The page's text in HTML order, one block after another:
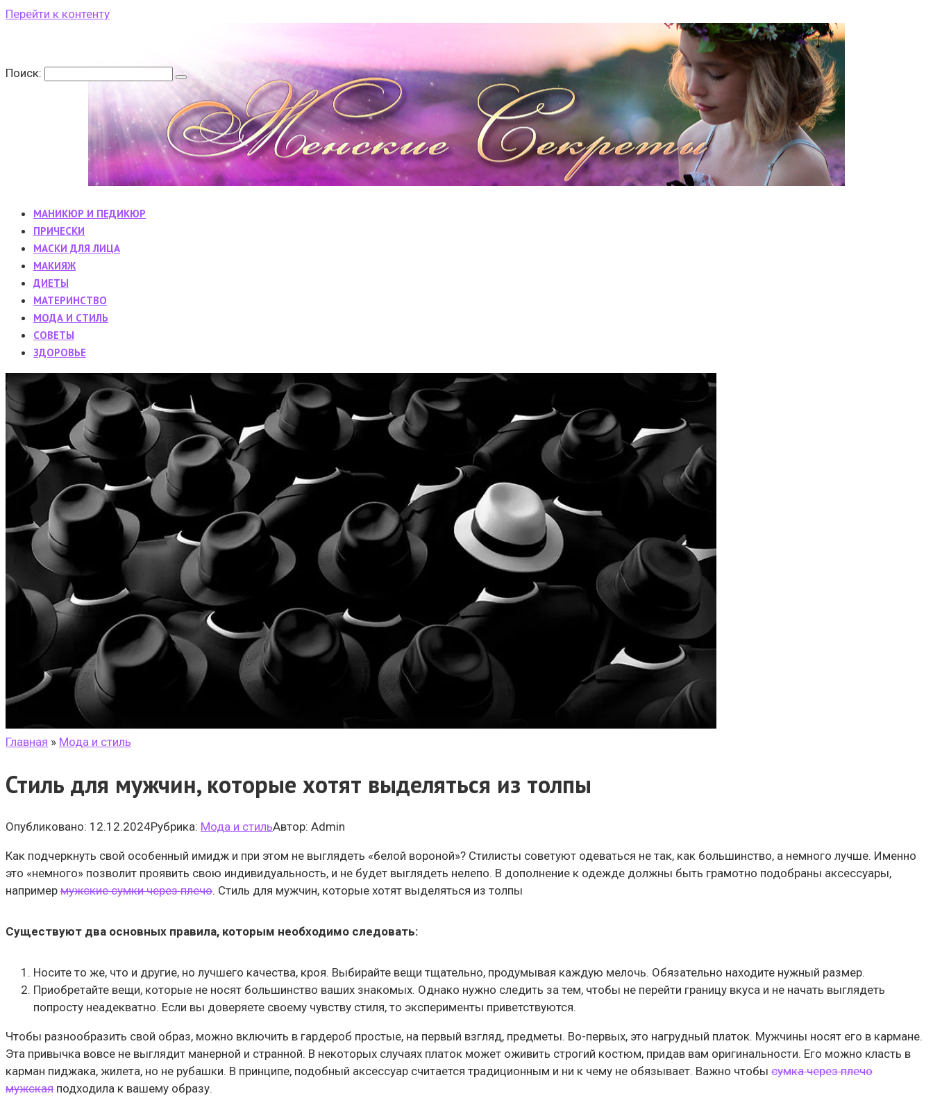
Перейти к контенту
Поиск:
МАНИКЮР И ПЕДИКЮР
ПРИЧЕСКИ
МАСКИ ДЛЯ ЛИЦА
МАКИЯЖ
ДИЕТЫ
МАТЕРИНСТВО
МОДА И СТИЛЬ
CОВЕТЫ
ЗДОРОВЬЕ
Главная » Мода и стиль
Стиль для мужчин, которые хотят выделяться из толпы
Опубликовано: 12.12.2024Рубрика: Мода и стильАвтор: Admin
Как подчеркнуть свой особенный имидж и при этом не выглядеть «белой вороной»? Стилисты советуют одеваться не так, как большинство, а немного лучше. Именно
это «немного» позволит проявить свою индивидуальность, и не будет выглядеть нелепо. В дополнение к одежде должны быть грамотно подобраны аксессуары,
например мужские сумки через плечо. Стиль для мужчин, которые хотят выделяться из толпы
Существуют два основных правила, которым необходимо следовать:
Носите то же, что и другие, но лучшего качества, кроя. Выбирайте вещи тщательно, продумывая каждую мелочь. Обязательно находите нужный размер.
Приобретайте вещи, которые не носят большинство ваших знакомых. Однако нужно следить за тем, чтобы не перейти границу вкуса и не начать выглядеть
попросту неадекватно. Если вы доверяете своему чувству стиля, то эксперименты приветствуются.
Чтобы разнообразить свой образ, можно включить в гардероб простые, на первый взгляд, предметы. Во-первых, это нагрудный платок. Мужчины носят его в кармане.
Эта привычка вовсе не выглядит манерной и странной. В некоторых случаях платок может оживить строгий костюм, придав вам оригинальности. Его можно класть в
карман пиджака, жилета, но не рубашки. В принципе, подобный аксессуар считается традиционным и ни к чему не обязывает. Важно чтобы сумка через плечо
мужская подходила к вашему образу.